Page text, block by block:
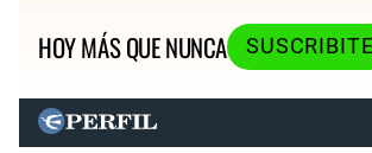
HOY MÁS QUE NUNCA
SUSCRIBITE